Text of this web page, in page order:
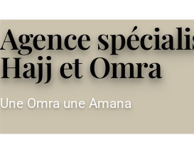
Agence
Hajj et Omra
Une Omra une Amana